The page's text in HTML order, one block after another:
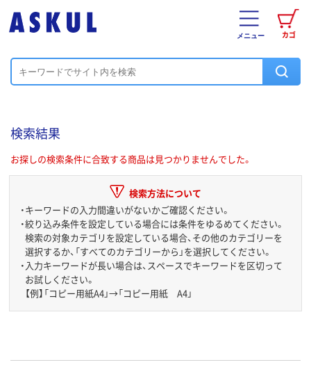
カゴ
メニュー
検索結果
お探しの検索条件に合致する商品は見つかりませんでした。
検索方法について
・キーワードの入力間違いがないかご確認ください。
・絞り込み条件を設定している場合には条件をゆるめてください。
検索の対象カテゴリを設定している場合、その他のカテゴリーを
選択するか、「すべてのカテゴリーから」を選択してください。
・ 入力キーワードが長い場合は、スペースでキーワードを区切って
お試しください。
【例】「コピー用紙A4」→「コピー用紙 A4」